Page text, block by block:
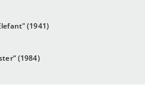
(1941)
(1984)